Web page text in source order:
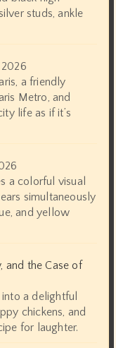
studs, ankle
2026
a friendly
Metro, and
life as if it’s
a colorful visual
simultaneously
and yellow
and the Case of
a delightful
chickens, and
for laughter.